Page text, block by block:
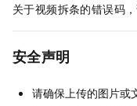
关于视频拆条的错误码
安全声明
请确保上传的图片或